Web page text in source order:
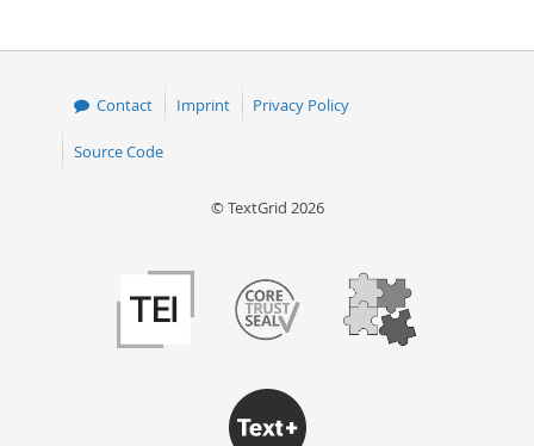
Contact Imprint Privacy Policy
Source Code
© TextGrid 2026